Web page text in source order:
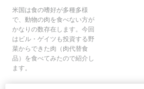
米国は食の嗜好が多種多様
で、動物の肉を食べない方が
かなりの数存在します。今回
はビル・ゲイツも投資する野
菜からできた肉（肉代替食
品）を食べてみたので紹介し
ます。